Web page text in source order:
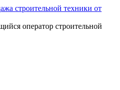
оператор строительной